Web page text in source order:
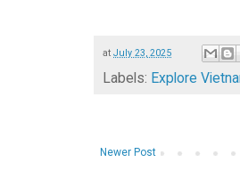
at July 23, 2025
Labels: Explore
Newer Post